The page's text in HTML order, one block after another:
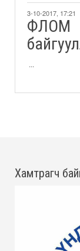
3-10-2017, 17:21
ФЛОМ
...
Хамтрагч